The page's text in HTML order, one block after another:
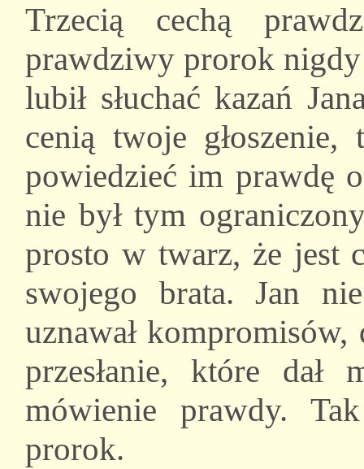
Trzecią cechą
prawdziwy prorok
lubił słuchać kazań
cenią twoje
powiedzieć im prawdę
nie był tym
prosto w twarz, że jest
swojego brata. Jan
uznawał kompromisów,
przesłanie, które
mówienie prawdy.
prorok.